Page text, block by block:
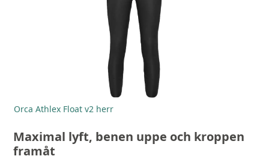
Orca Athlex Float v2 herr
Maximal lyft, benen uppe och kroppen
framåt